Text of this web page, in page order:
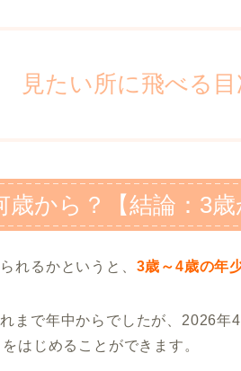
見たい所に飛べる目
から？【結論：3歳
れるかというと、 3歳～4歳の年
まで年中からでしたが、2026年
はじめることができます。